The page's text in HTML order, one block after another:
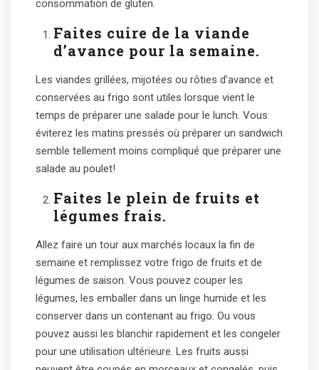
consommation de gluten.
Faites cuire de la viande
d’avance pour la semaine.
Les viandes grillées, mijotées ou rôties d’avance et
conservées au frigo sont utiles lorsque vient le
temps de préparer une salade pour le lunch. Vous
éviterez les matins pressés où préparer un sandwich
semble tellement moins compliqué que préparer une
salade au poulet!
Faites le plein de fruits et
légumes frais.
Allez faire un tour aux marchés locaux la fin de
semaine et remplissez votre frigo de fruits et de
légumes de saison. Vous pouvez couper les
légumes, les emballer dans un linge humide et les
conserver dans un contenant au frigo. Ou vous
pouvez aussi les blanchir rapidement et les congeler
pour une utilisation ultérieure. Les fruits aussi